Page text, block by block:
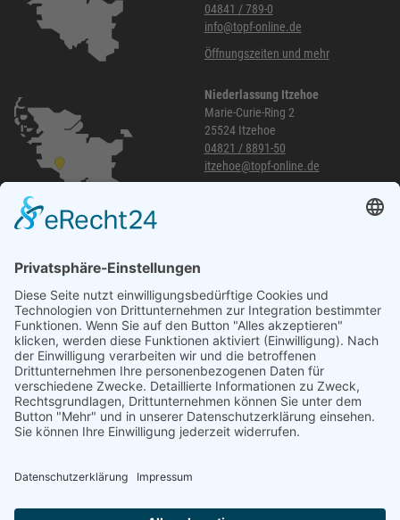
04841 / 789-0
info@topf-online.de
Öffnungszeiten und mehr
Niederlassung Itzehoe
Marie-Curie-Ring 2
25524 Itzehoe
04821 / 8891-50
itzehoe@topf-online.de
040 / 21 04 04 04-04
glinde@topf-online.de
Öffnungszeiten und mehr